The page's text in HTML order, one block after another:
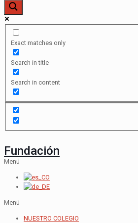
Exact matches only
Search in title
Search in content
Fundación
Menú
Menú
NUESTRO COLEGIO